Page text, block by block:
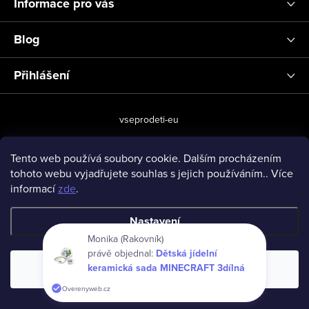
Tento web používá soubory cookie. Dalším procházením
tohoto webu vyjadřujete souhlas s jejich používáním.. Více
informacízde.
Nastavení
Souhlasím
Blog
Přihlášení
vseprodeti-eu
Copyright 2026www.vseprodeti.eu. Všechna práva vyhrazena.
Monika (Rakovník)
právě objednal: Dětská jídelní
keramická sada MINECRAFT 3dílná
Overenyweb.cz